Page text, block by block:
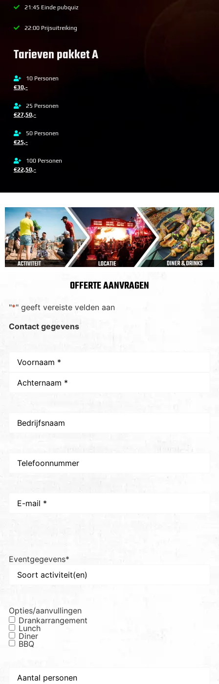
21:45 Einde pubquiz
22:00 Prijsuitreiking
Tarieven pakket A
10 Personen
€30,-
25 Personen
€27,50,-
50 Personen
€25,-
100 Personen
€22,50,-
OFFERTE AANVRAGEN
"*" geeft vereiste velden aan
Contact gegevens
Naam
mail*
Eventgegevens*
Opties/aanvullingen
Drankarrangement
Lunch
Diner
BBQ
personen *